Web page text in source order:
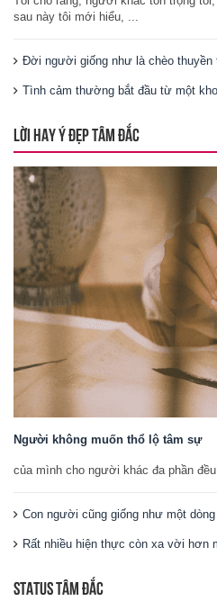
sau này tôi mới hiểu, ...
Đời người giống như là chèo thuyền
Tình cảm thường bắt đầu từ một
LỜI HAY Ý ĐẸP TÂM ĐẮC
Người không muốn thổ lộ tâm sự
của mình cho người khác đa phần
Con người cũng giống như một
Rất nhiều hiện thực còn xa vời hơn
STATUS TÂM ĐẮC